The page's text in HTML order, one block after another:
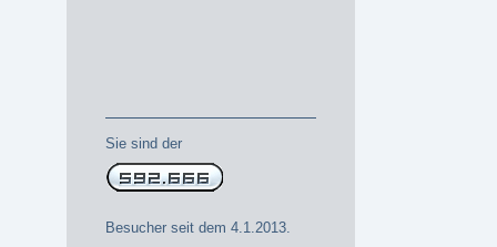
Sie sind der
Besucher seit dem 4.1.2013.